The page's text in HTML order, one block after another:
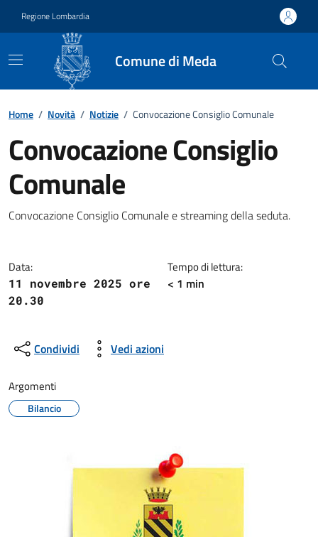
Regione Lombardia
Comune di Meda
Home / Novità / Notizie / Convocazione Consiglio Comunale
Convocazione Consiglio
Comunale
Dettagli della notizia
Convocazione Consiglio Comunale e streaming della seduta.
Data:
11 novembre 2025 ore
20.30
Tempo di lettura:
< 1 min
Condividi Vedi azioni
Argomenti
Bilancio